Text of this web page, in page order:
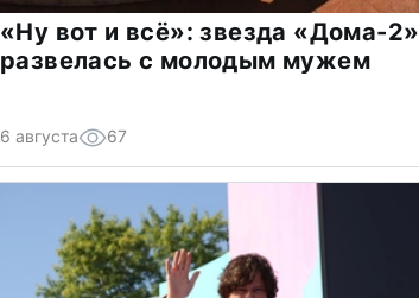
«Ну вот и всё»: звезда «Дома-2»
развелась с молодым мужем
6 августа 67